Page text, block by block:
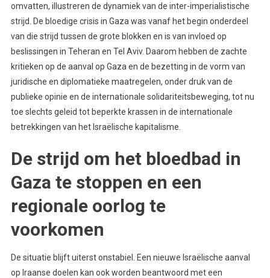
omvatten, illustreren de dynamiek van de inter-imperialistische
strijd. De bloedige crisis in Gaza was vanaf het begin onderdeel
van die strijd tussen de grote blokken en is van invloed op
beslissingen in Teheran en Tel Aviv. Daarom hebben de zachte
kritieken op de aanval op Gaza en de bezetting in de vorm van
juridische en diplomatieke maatregelen, onder druk van de
publieke opinie en de internationale solidariteitsbeweging, tot nu
toe slechts geleid tot beperkte krassen in de internationale
betrekkingen van het Israëlische kapitalisme.
De strijd om het bloedbad in
Gaza te stoppen en een
regionale oorlog te
voorkomen
De situatie blijft uiterst onstabiel. Een nieuwe Israëlische aanval
op Iraanse doelen kan ook worden beantwoord met een